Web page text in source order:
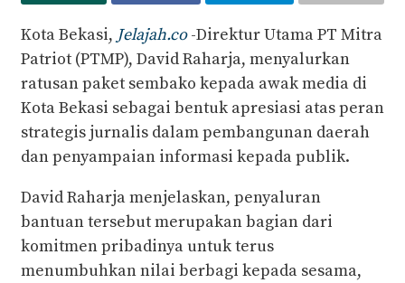
Kota Bekasi, Jelajah.co-Direktur Utama PT Mitra
Patriot (PTMP), David Raharja, menyalurkan
ratusan paket sembako kepada awak media di
Kota Bekasi sebagai bentuk apresiasi atas peran
strategis jurnalis dalam pembangunan daerah
dan penyampaian informasi kepada publik.
David Raharja menjelaskan, penyaluran
bantuan tersebut merupakan bagian dari
komitmen pribadinya untuk terus
menumbuhkan nilai berbagi kepada sesama,